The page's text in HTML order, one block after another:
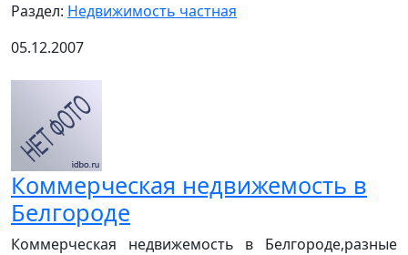
Раздел: Недвижимость частная
05.12.2007
Коммерческая недвижемость в
Белгороде
Коммерческая недвижемость в Белгороде,разные